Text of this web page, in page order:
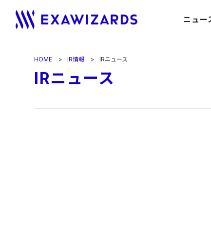
ニュー
HOME IR情報 IRニュース
IRニュース